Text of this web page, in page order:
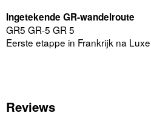
Ingetekende GR-wandelroute
GR5 GR-5 GR 5
Eerste etappe in Frankrijk na
Reviews